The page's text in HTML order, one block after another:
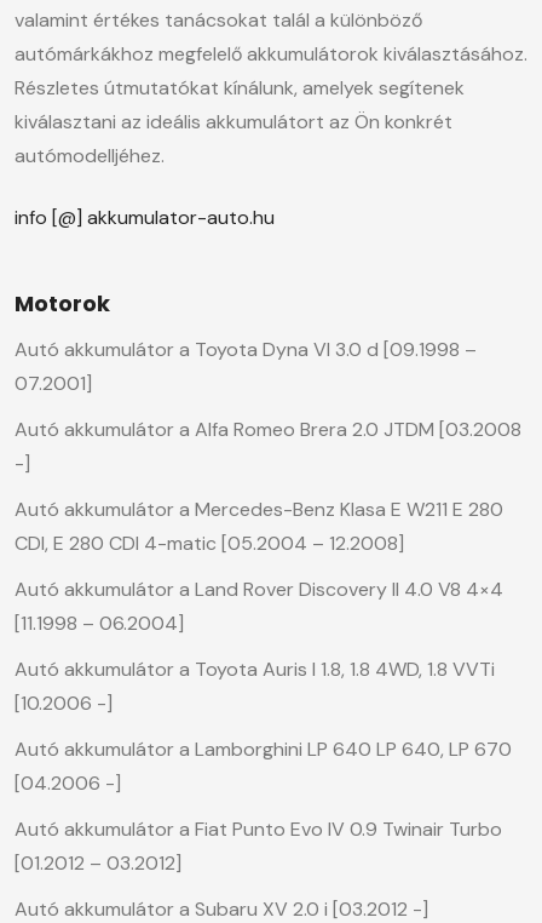
valamint értékes tanácsokat talál a különböző
autómárkákhoz megfelelő akkumulátorok kiválasztásához.
Részletes útmutatókat kínálunk, amelyek segítenek
kiválasztani az ideális akkumulátort az Ön konkrét
autómodelljéhez.
info [@] akkumulator-auto.hu
Motorok
Autó akkumulátor a Toyota Dyna VI 3.0 d [09.1998 –
07.2001]
Autó akkumulátor a Alfa Romeo Brera 2.0 JTDM [03.2008
-]
Autó akkumulátor a Mercedes-Benz Klasa E W211 E 280
CDI, E 280 CDI 4-matic [05.2004 – 12.2008]
Autó akkumulátor a Land Rover Discovery II 4.0 V8 4×4
[11.1998 – 06.2004]
Autó akkumulátor a Toyota Auris I 1.8, 1.8 4WD, 1.8 VVTi
[10.2006 -]
Autó akkumulátor a Lamborghini LP 640 LP 640, LP 670
[04.2006 -]
Autó akkumulátor a Fiat Punto Evo IV 0.9 Twinair Turbo
[01.2012 – 03.2012]
Autó akkumulátor a Subaru XV 2.0 i [03.2012 -]